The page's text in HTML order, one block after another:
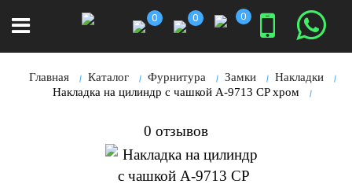
0 0 0
Главная Каталог Фурнитура Замки
Накладки
Накладка на цилиндр с чашкой A-9713 CP хром
0 отзывов